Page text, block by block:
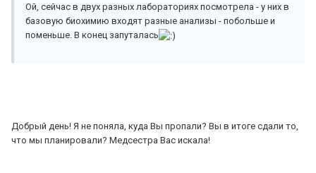
Ой, сейчас в двух разных лабораториях посмотрела - у них в
базовую биохимию входят разные анализы - побольше и
поменьше. В конец запуталась
Добрый день! Я не поняла, куда Вы пропали? Вы в итоге сдали то,
что мы планировали? Медсестра Вас искала!